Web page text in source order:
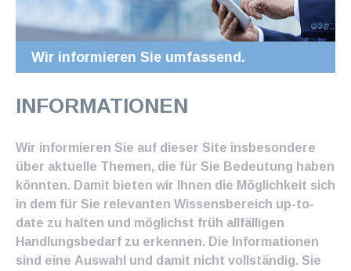
Wir informieren Sie umfassend.
INFORMATIONEN
Wir informieren Sie auf dieser Site insbesondere
über aktuelle Themen, die für Sie Bedeutung haben
könnten. Damit bieten wir Ihnen die Möglichkeit sich
in dem für Sie relevanten Wissensbereich up-to-
date zu halten und möglichst früh allfälligen
Handlungsbedarf zu erkennen. Die Informationen
sind eine Auswahl und damit nicht vollständig. Sie